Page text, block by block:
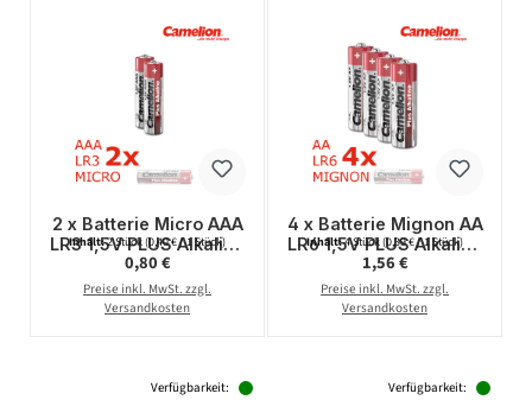
2 x Batterie Micro AAA
LR3 1,5V PLUS Alkaline
- Leistung auf Dauer -
CAMELION
Inhalt:2 Stück(0,40 € / 1 Stück)
Regulärer Preis:
0,80 €
Preise inkl. MwSt. zzgl.
Versandkosten
4 x Batterie Mignon AA
LR6 1,5V PLUS Alkaline
- Leistung auf Dauer -
CAMELION
Inhalt:4 Stück(0,39 € / 1 Stück)
Regulärer Preis:
1,56 €
Preise inkl. MwSt. zzgl.
Versandkosten
Verfügbarkeit: Verfügbarkeit: